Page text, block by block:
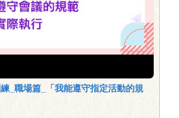
_職場篇_「我能遵守指定活動的規